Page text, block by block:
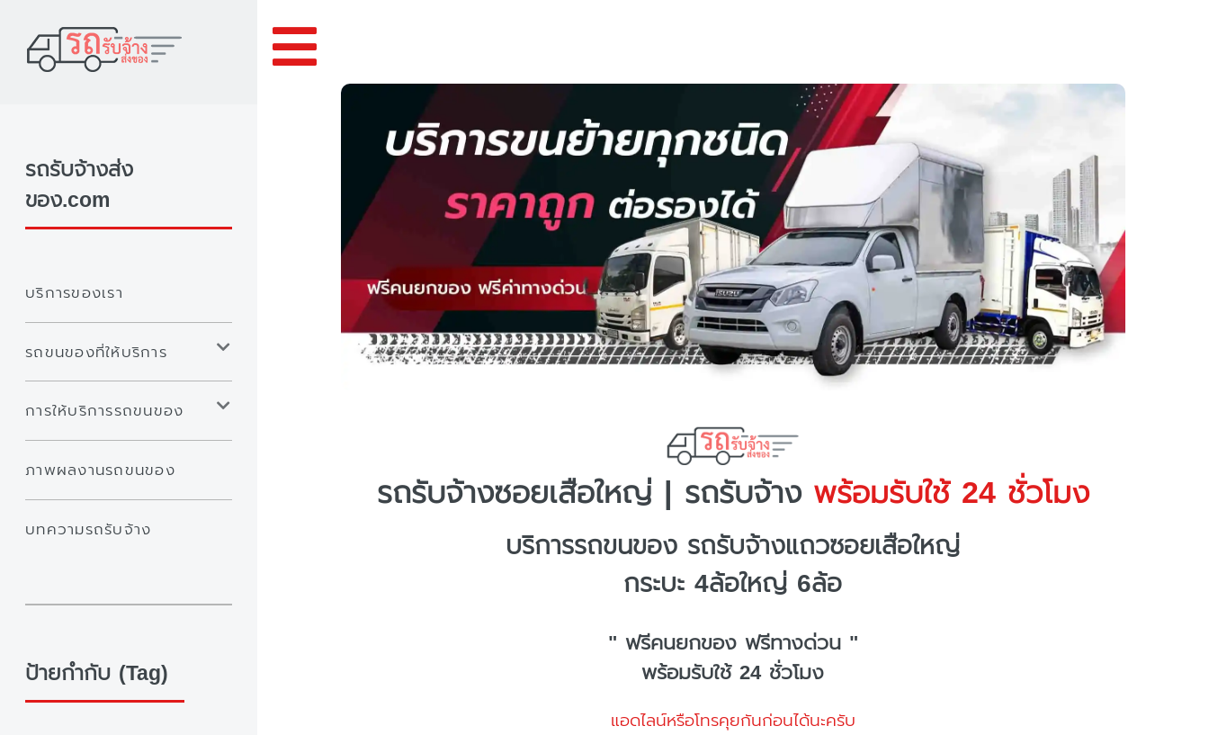
รถรับจ้างซอยเสือใหญ่ | รถรับจ้างพร้อมรับใช้ 24 ชั่วโมง
บริการรถขนของ รถรับจ้างแถวซอยเสือใหญ่
กระบะ 4ล้อใหญ่ 6ล้อ
" ฟรีคนยกของ ฟรีทางด่วน "
พร้อมรับใช้ 24 ชั่วโมง
แอดไลน์หรือโทรคุยกันก่อนได้นะครับ
รถรับจ้างส่ง
ของ.com
บริการของเรา
รถขนของที่ให้บริการ
การให้บริการรถขนของ
ภาพผลงานรถขนของ
บทความรถรับจ้าง
ป้ายกำกับ (Tag)